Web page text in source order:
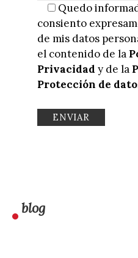
Quedo
consiento
de mis datos
el contenido de la
Privacidad y de la
Protección de
blog